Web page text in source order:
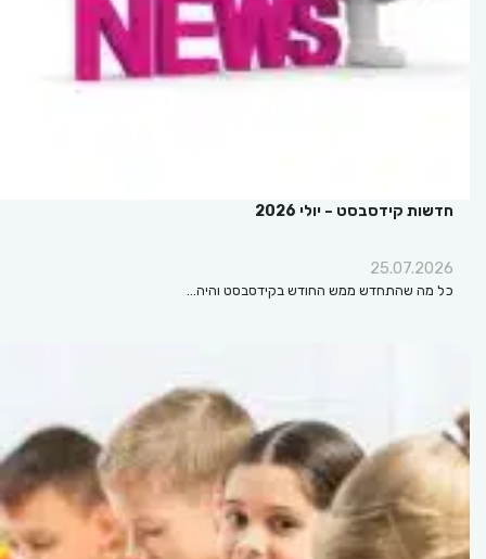
חדשות קידסבסט – יולי 2026
25.07.2026
כל מה שהתחדש ממש החודש בקידסבסט והיה…